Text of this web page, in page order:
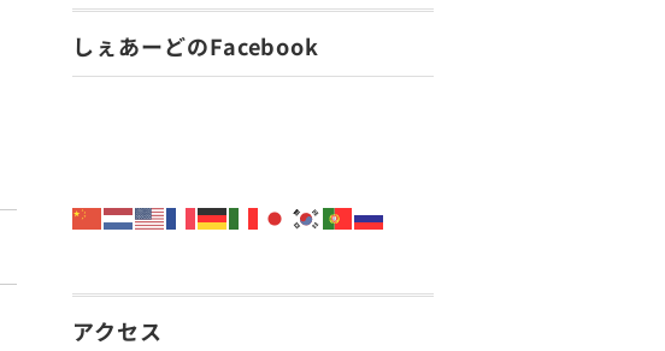
しぇあーどのFacebook
アクセス